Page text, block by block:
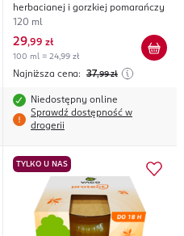
herbacianej i gorzkiej pomarańczy
120 ml
29,99 zł
100 ml = 24,99 zł
Najniższa cena: 37,99 zł
Niedostępny online
Sprawdź dostępność w
drogerii
TYLKO U NAS